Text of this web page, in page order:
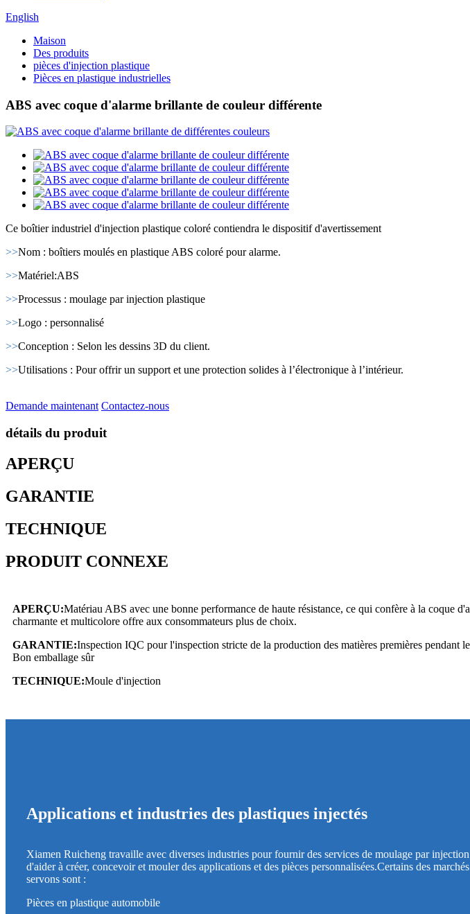
English
Maison
Des produits
pièces d'injection plastique
Pièces en plastique industrielles
ABS avec coque d'alarme brillante de couleur différente
Ce boîtier industriel d'injection plastique coloré contiendra le dispositif d'avertissement
>>Nom : boîtiers moulés en plastique ABS coloré pour alarme.
>>Matériel:ABS
>>Processus : moulage par injection plastique
>>Logo : personnalisé
>>Conception : Selon les dessins 3D du client.
>>Utilisations : Pour offrir un support et une protection solides à l’électronique à l’intérieur.
Demande maintenant Contactez-nous
détails du produit
APERÇU
GARANTIE
TECHNIQUE
PRODUIT CONNEXE
APERÇU:Matériau ABS avec une bonne performance de haute résistance, ce qui confère à la coque
charmante et multicolore offre aux consommateurs plus de choix.
GARANTIE:Inspection IQC pour l'inspection stricte de la production des matières premières pendant
Bon emballage sûr
TECHNIQUE:Moule d'injection
Applications et industries des plastiques injectés
Xiamen Ruicheng travaille avec diverses industries pour fournir des services de moulage par
d'aider à créer, concevoir et mouler des applications et des pièces personnalisées.Certains des
servons sont :
Pièces en plastique automobile